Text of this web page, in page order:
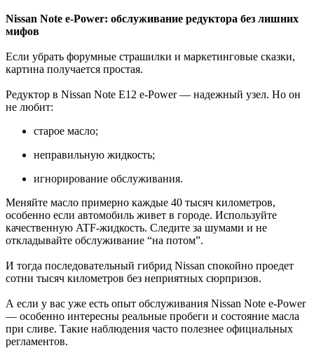
Nissan Note e-Power: обслуживание редуктора без лишних
мифов
Если убрать форумные страшилки и маркетинговые сказки,
картина получается простая.
Редуктор в Nissan Note E12 e-Power — надежный узел. Но он
не любит:
старое масло;
неправильную жидкость;
игнорирование обслуживания.
Меняйте масло примерно каждые 40 тысяч километров,
особенно если автомобиль живет в городе. Используйте
качественную ATF-жидкость. Следите за шумами и не
откладывайте обслуживание “на потом”.
И тогда последовательный гибрид Nissan спокойно проедет
сотни тысяч километров без неприятных сюрпризов.
А если у вас уже есть опыт обслуживания Nissan Note e-Power
— особенно интересны реальные пробеги и состояние масла
при сливе. Такие наблюдения часто полезнее официальных
регламентов.